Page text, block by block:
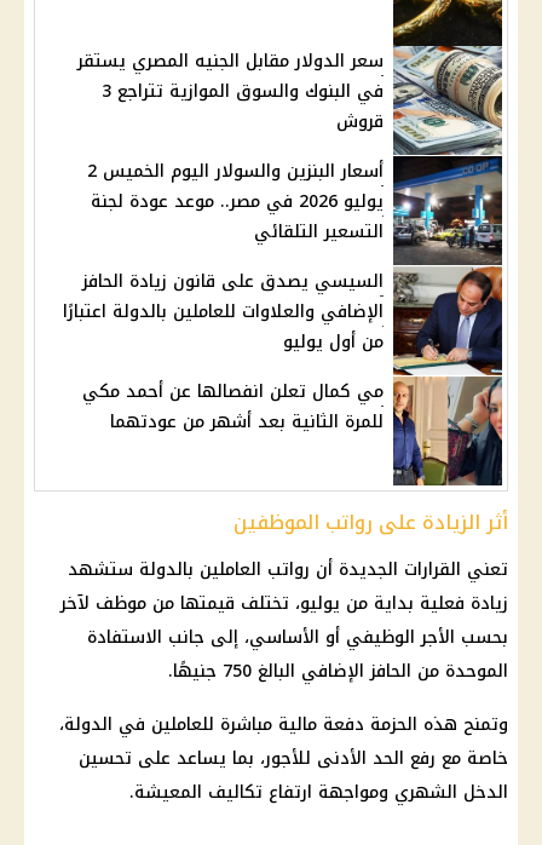
سعر الدولار مقابل الجنيه المصري يستقر
في البنوك والسوق الموازية تتراجع 3
قروش
أسعار البنزين والسولار اليوم الخميس 2
يوليو 2026 في مصر.. موعد عودة لجنة
التسعير التلقائي
السيسي يصدق على قانون زيادة الحافز
الإضافي والعلاوات للعاملين بالدولة اعتبارًا
من أول يوليو
مي كمال تعلن انفصالها عن أحمد مكي
للمرة الثانية بعد أشهر من عودتهما
أثر الزيادة على رواتب الموظفين
تعني القرارات الجديدة أن رواتب العاملين بالدولة ستشهد
زيادة فعلية بداية من يوليو، تختلف قيمتها من موظف لآخر
بحسب الأجر الوظيفي أو الأساسي، إلى جانب الاستفادة
الموحدة من الحافز الإضافي البالغ 750 جنيهًا.
وتمنح هذه الحزمة دفعة مالية مباشرة للعاملين في الدولة،
خاصة مع رفع الحد الأدنى للأجور، بما يساعد على تحسين
الدخل الشهري ومواجهة ارتفاع تكاليف المعيشة.